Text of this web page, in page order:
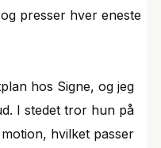
presser hver eneste
hos Signe, og jeg
I stedet tror hun på
hvilket passer